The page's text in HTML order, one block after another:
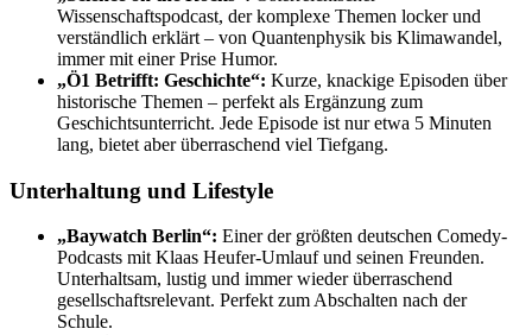
Wissenschaftspodcast, der komplexe Themen locker und
verständlich erklärt – von Quantenphysik bis Klimawandel,
immer mit einer Prise Humor.
„Ö1 Betrifft: Geschichte“: Kurze, knackige Episoden über
historische Themen – perfekt als Ergänzung zum
Geschichtsunterricht. Jede Episode ist nur etwa 5 Minuten
lang, bietet aber überraschend viel Tiefgang.
Unterhaltung und Lifestyle
„Baywatch Berlin“: Einer der größten deutschen Comedy-
Podcasts mit Klaas Heufer-Umlauf und seinen Freunden.
Unterhaltsam, lustig und immer wieder überraschend
gesellschaftsrelevant. Perfekt zum Abschalten nach der
Schule.